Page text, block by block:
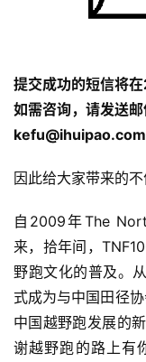
户
精
选
运
动
集
提交成功的短信将
如需咨询，请发送邮
kefu@ihuipao.com
因此给大家带来的
自2009年The
来，拾年间，
野跑文化的普及。
式成为与中国田径
中国越野跑发展的
谢越野跑的路上有